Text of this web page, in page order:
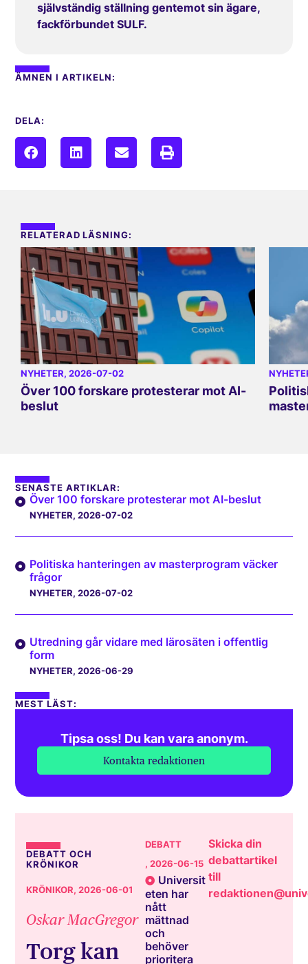
självständig ställning gentemot sin ägare,
fackförbundet SULF.
ÄMNEN I ARTIKELN:
DELA:
RELATERAD LÄSNING:
NYHETER, 2026-07-02
Över 100 forskare protesterar mot AI-
beslut
SENASTE ARTIKLAR:
Över 100 forskare protesterar mot AI-beslut
NYHETER, 2026-07-02
Politiska hanteringen av masterprogram väcker
frågor
NYHETER, 2026-07-02
Utredning går vidare med lärosäten i offentlig
form
NYHETER, 2026-06-29
MEST LÄST:
Tipsa oss! Du kan vara anonym.
Kontakta redaktionen
DEBATT OCH
KRÖNIKOR
KRÖNIKOR, 2026-06-01
Oskar MacGregor
Torg kan
DEBATT
, 2026-06-15
Universit
eten har
nått
mättnad
och
behöver
prioritera
Skicka din
debattartikel
till